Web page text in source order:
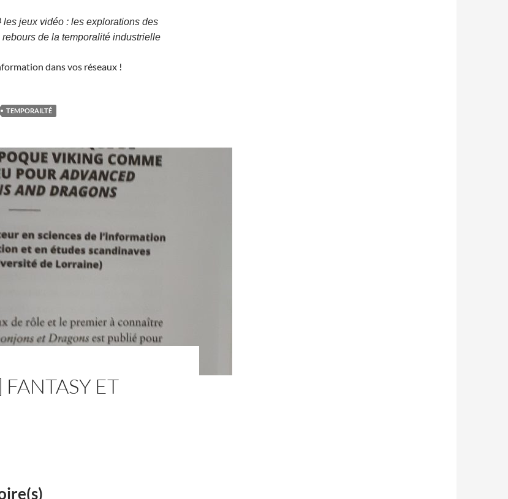
les jeux vidéo : les explorations des
de la temporalité industrielle
dans vos réseaux !
TEMPORAILTÉ
ET